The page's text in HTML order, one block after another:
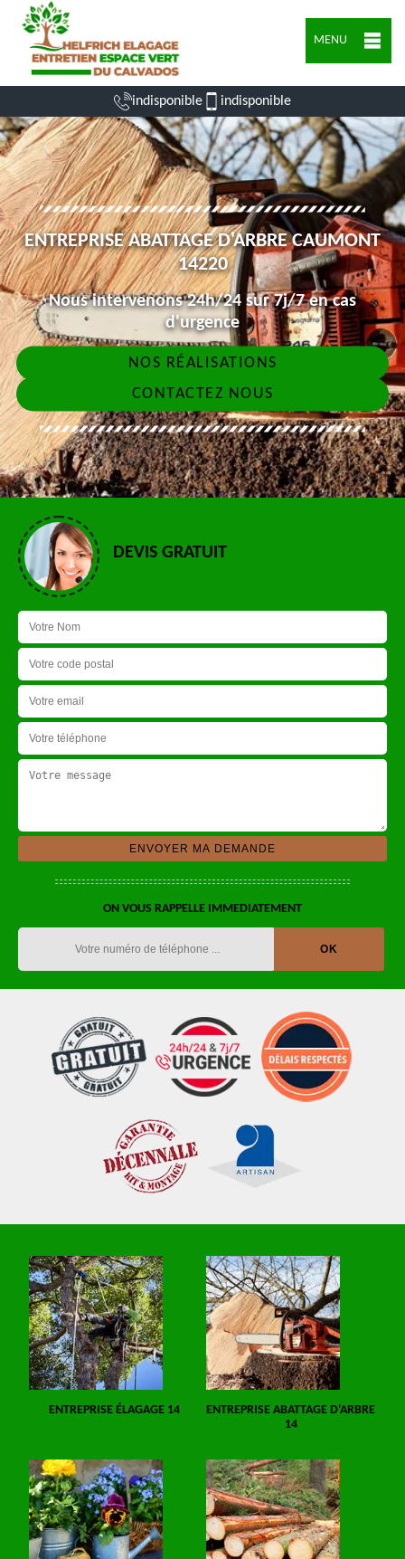
MENU
indisponible indisponible
ENTREPRISE ABATTAGE D'ARBRE CAUMONT
14220
Nous intervenons 24h/24 sur 7j/7 en cas
d'urgence
NOS RÉALISATIONS
CONTACTEZ NOUS
DEVIS GRATUIT
ON VOUS RAPPELLE IMMEDIATEMENT
ENTREPRISE ÉLAGAGE 14
ENTREPRISE ABATTAGE D'ARBRE
14